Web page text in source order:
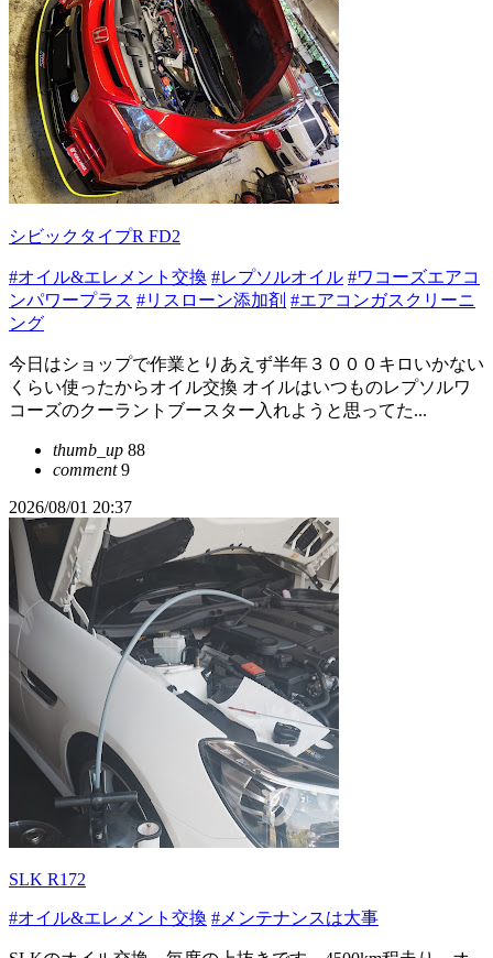
シビックタイプR FD2
#オイル&エレメント交換 #レプソルオイル #ワコーズエアコ
ンパワープラス #リスローン添加剤 #エアコンガスクリーニ
ング
今日はショップで作業とりあえず半年３０００キロいかない
くらい使ったからオイル交換 オイルはいつものレプソルワ
コーズのクーラントブースター入れようと思ってた...
thumb_up 88
comment9
2026/08/01 20:37
SLK R172
#オイル&エレメント交換 #メンテナンスは大事